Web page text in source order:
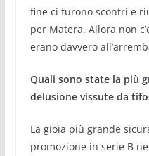
fine ci furono scontri e
per Matera. Allora non
erano davvero
Quali sono state la più
delusione vissute da
La gioia più grande
promozione in serie B